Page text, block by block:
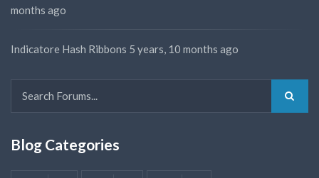
months ago
Indicatore Hash Ribbons 5 years, 10 months ago
Blog Categories